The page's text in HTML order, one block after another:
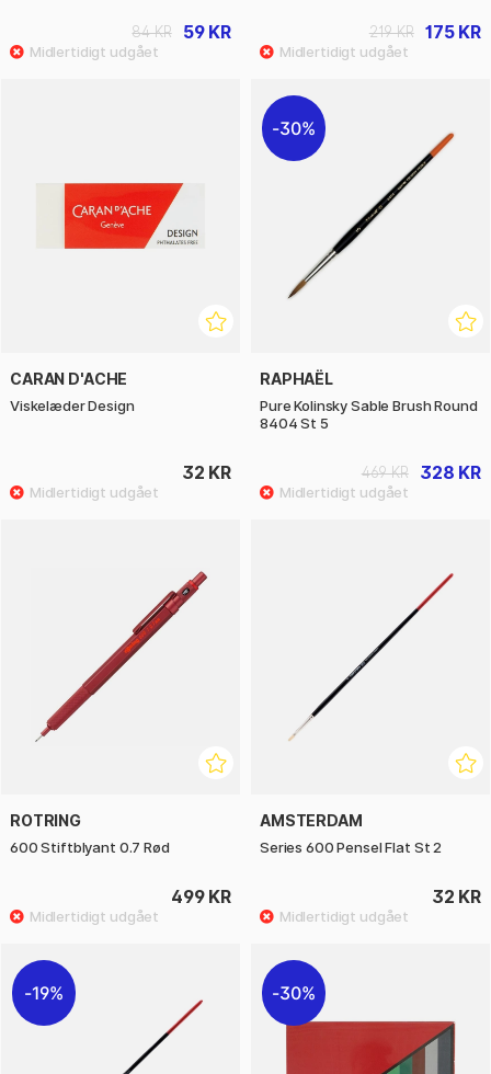
59 KR
84 KR 175 KR
219 KR
CARAN D'ACHE
Viskelæder Design
32 KR
30%
RAPHAËL
Pure Kolinsky Sable Brush Round
8404 St 5
328 KR
469 KR
ROTRING
600 Stiftblyant 0.7 Rød
499 KR
AMSTERDAM
Series 600 Pensel Flat St 2
32 KR
19% 30%